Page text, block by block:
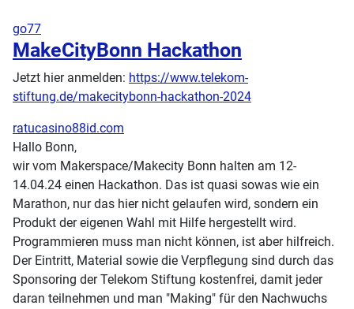
go77
MakeCityBonn Hackathon
Jetzt hier anmelden: https://www.telekom-
stiftung.de/makecitybonn-hackathon-2024
ratucasino88id.com
Hallo Bonn,
wir vom Makerspace/Makecity Bonn halten am 12-
14.04.24 einen Hackathon. Das ist quasi sowas wie ein
Marathon, nur das hier nicht gelaufen wird, sondern ein
Produkt der eigenen Wahl mit Hilfe hergestellt wird.
Programmieren muss man nicht können, ist aber hilfreich.
Der Eintritt, Material sowie die Verpflegung sind durch das
Sponsoring der Telekom Stiftung kostenfrei, damit jeder
daran teilnehmen und man "Making" für den Nachwuchs